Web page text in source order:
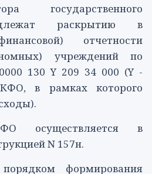
государственного
раскрытию в
отчетности
учреждений по
130 Y 209 34 000 (Y -
КФО, в рамках которого
осуществляется в
N 157н.
формирования